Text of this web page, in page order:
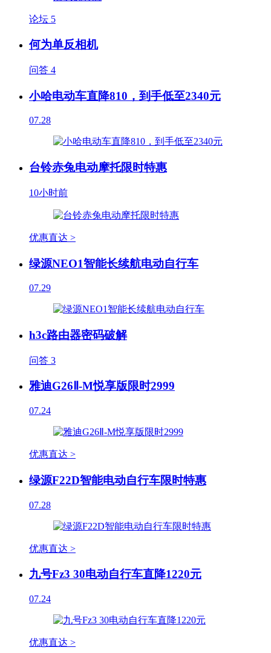
论坛 5
何为单反相机
问答 4
小哈电动车直降810，到手低至2340元
07.28
台铃赤兔电动摩托限时特惠
10小时前
优惠直达 >
绿源NEO1智能长续航电动自行车
07.29
h3c路由器密码破解
问答 3
雅迪G26Ⅱ-M悦享版限时2999
07.24
优惠直达 >
绿源F22D智能电动自行车限时特惠
07.28
优惠直达 >
九号Fz3 30电动自行车直降1220元
07.24
优惠直达 >